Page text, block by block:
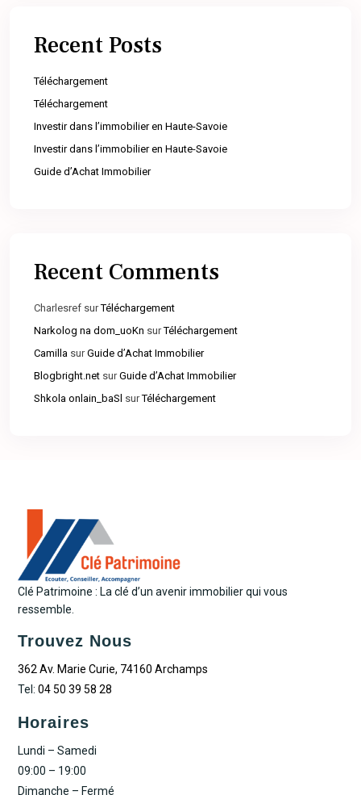
Recent Posts
Téléchargement
Téléchargement
Investir dans l’immobilier en Haute-Savoie
Investir dans l’immobilier en Haute-Savoie
Guide d’Achat Immobilier
Recent Comments
Charlesref surTéléchargement
Narkolog na dom_uoKn surTéléchargement
Camilla surGuide d’Achat Immobilier
Blogbright.net surGuide d’Achat Immobilier
Shkola onlain_baSl surTéléchargement
Clé Patrimoine : La clé d’un avenir immobilier qui vous
ressemble.
Trouvez Nous
362 Av. Marie Curie, 74160 Archamps
Tel:04 50 39 58 28
Horaires
Lundi – Samedi
09:00 – 19:00
Dimanche – Fermé